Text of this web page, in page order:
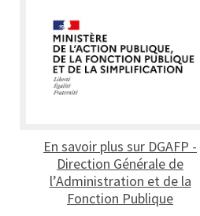
En savoir plus sur DGAFP -
Direction Générale de
l’Administration et de la
Fonction Publique